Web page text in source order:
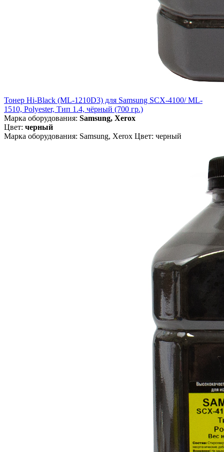
Тонер Hi-Black (ML-1210D3) для Samsung SCX-4100/ ML-
1510, Polyester, Тип 1.4, чёрный (700 гр.)
Марка оборудования: Samsung, Xerox
Цвет: черный
Марка оборудования: Samsung, Xerox Цвет: черный